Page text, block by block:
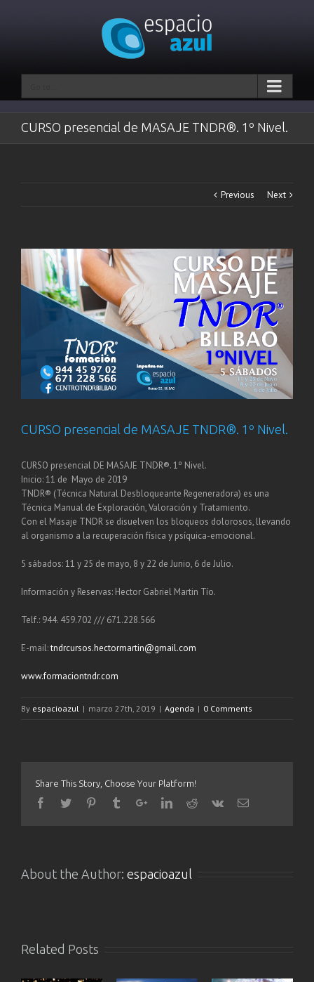
CURSO presencial de MASAJE TNDR®. 1º Nivel.
Previous Next
CURSO presencial de MASAJE TNDR®. 1º Nivel.
CURSO presencial DE MASAJE TNDR®. 1º Nivel.
Inicio: 11 de Mayo de 2019
TNDR® (Técnica Natural Desbloqueante Regeneradora) es una
Técnica Manual de Exploración, Valoración y Tratamiento.
Con el Masaje TNDR se disuelven los bloqueos dolorosos, llevando
al organismo a la recuperación física y psíquica-emocional.
5 sábados: 11 y 25 de mayo, 8 y 22 de Junio, 6 de Julio.
Información y Reservas: Hector Gabriel Martin Tío.
Telf.: 944. 459.702 /// 671.228.566
E-mail:tndrcursos.hectormartin@gmail.com
www.formaciontndr.com
By espacioazul | marzo 27th, 2019 | Agenda | 0 Comments
Share This Story, Choose Your Platform!
About the Author: espacioazul
Related Posts